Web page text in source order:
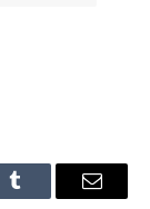
Tumblr Email